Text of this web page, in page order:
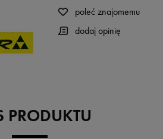
poleć znajomemu
dodaj opinię
PRODUKTU